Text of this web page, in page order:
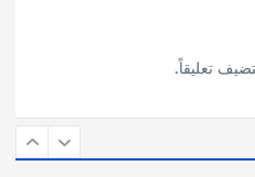
تعليقاً.
الفوانيس وسحر التاريخ
عملية التعداد السكاني في11 من الشهر